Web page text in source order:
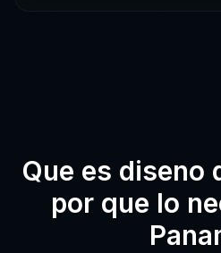
Que es diseno
por que lo